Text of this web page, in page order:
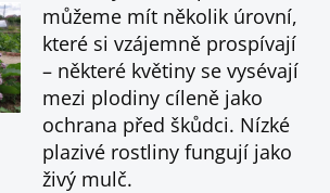
můžeme mít několik úrovní,
které si vzájemně prospívají
– některé květiny se vysévají
mezi plodiny cíleně jako
ochrana před škůdci. Nízké
plazivé rostliny fungují jako
živý mulč.